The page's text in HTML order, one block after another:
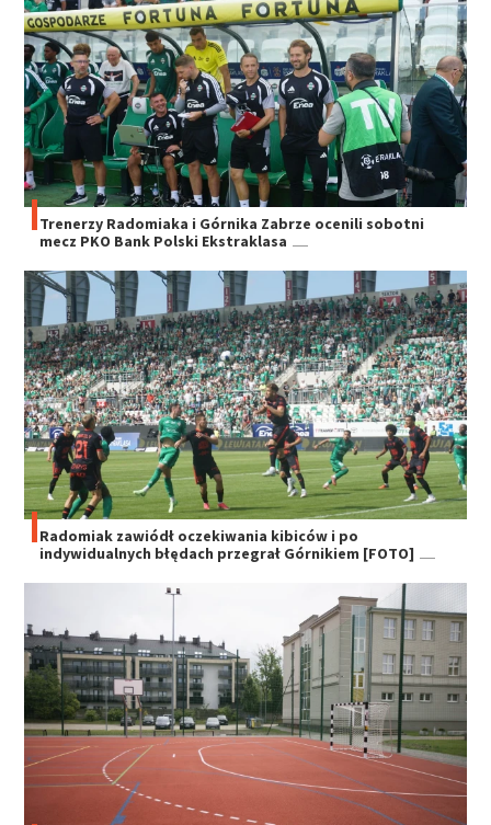
Trenerzy Radomiaka i Górnika Zabrze ocenili sobotni
mecz PKO Bank Polski Ekstraklasa
Radomiak zawiódł oczekiwania kibiców i po
indywidualnych błędach przegrał Górnikiem [FOTO]